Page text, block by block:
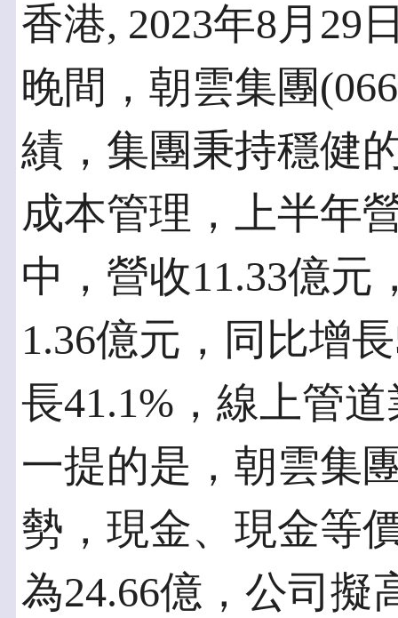
香港, 2023年8月29
晚間，朝雲集團
績，集團秉持穩健
成本管理，上半年
中，營收11.33億元
1.36億元，同比增
長41.1%，線上管
一提的是，朝雲集
勢，現金、現金等
為24.66億，公司擬